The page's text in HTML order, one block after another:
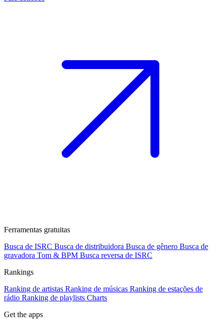
Ferramentas gratuitas
Busca de ISRC Busca de distribuidora Busca de gênero Busca de
gravadora Tom & BPM Busca reversa de ISRC
Rankings
Ranking de artistas Ranking de músicas Ranking de estações de
rádio Ranking de playlists Charts
Get the apps